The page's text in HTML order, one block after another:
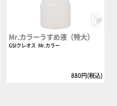
Mr.カラーうすめ液（特大）
GSIクレオス Mr.カラー
880円(税込)